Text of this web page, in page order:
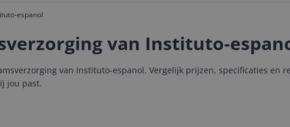
categorieën gevonden.
producten gevonden.
espanol
van Instituto-
van Instituto-espanol. Vergelijk prijzen, specificaties en
jou past.